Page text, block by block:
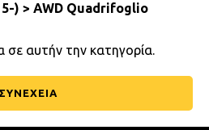
) > AWD Quadrifoglio
σε αυτήν την κατηγορία.
ΣΥΝΕΧΕΙΑ